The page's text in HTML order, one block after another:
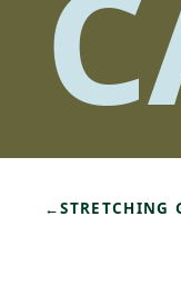
←STRETCHING